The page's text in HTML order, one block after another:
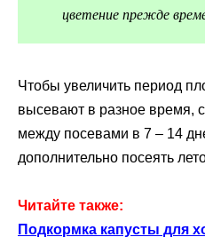
цветение прежде
Чтобы увеличить период
высевают в разное время,
между посевами в 7 – 14
дополнительно посеять
Читайте также:
Подкормка капусты для